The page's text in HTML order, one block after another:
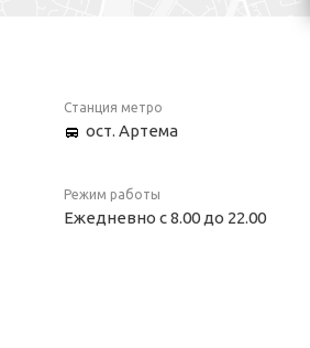
Станция метро
ост. Артема
Режим работы
Ежедневно с 8.00 до 22.00